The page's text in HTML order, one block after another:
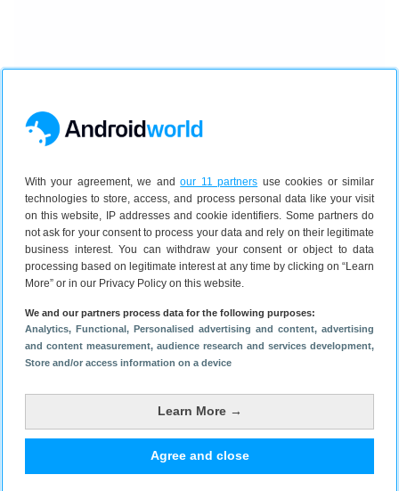
With your agreement, we andour 11 partners use cookies or similar
technologies to store, access, and process personal data like your visit
on this website, IP addresses and cookie identifiers. Some partners do
not ask for your consent to process your data and rely on their legitimate
business interest. You can withdraw your consent or object to data
processing based on legitimate interest at any time by clicking on “Learn
More” or in our Privacy Policy on this website.
We and our partners process data for the following purposes:
Analytics, Functional, Personalised advertising and content, advertising
and content measurement, audience research and services development,
Store and/or access information on a device
Learn More →
Agree and close
Conclusie
De AAWireless TWO is een mooi apparaat om te zien,
telefoons gebruiken in de auto helpt het om de knop
te hebben met de app waarin je kunt zien tussen
welke smartphones er gewisseld wordt. Goed om te
weten is dat deze gadget alleen met Android Auto
werkt, dus niet met CarPlay voor iPhones. Volgend
jaar wordt de AAWireless TWO Plus verwacht die dat
wel kan. Terug naar die van nu: het is een goed
apparaat. Het is jammer dat het soms wat